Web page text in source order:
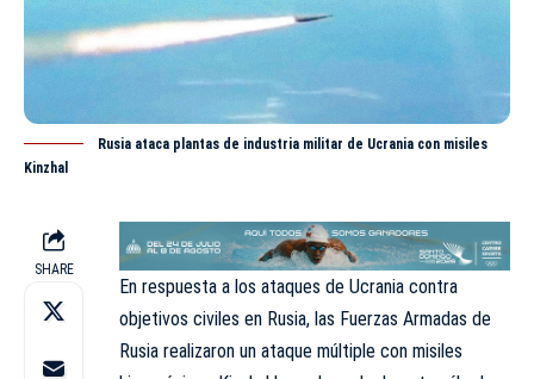
Rusia ataca plantas de industria militar de Ucrania con misiles
Kinzhal
SHARE
En respuesta a los ataques de Ucrania contra
objetivos civiles en Rusia, las Fuerzas Armadas de
Rusia realizaron un ataque múltiple con misiles